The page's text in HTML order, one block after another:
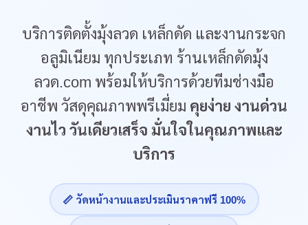
บริการติดตั้งมุ้งลวด เหล็กดัด และงานกระจก
อลูมิเนียม ทุกประเภท ร้านเหล็กดัดมุ้ง
ลวด.com พร้อมให้บริการด้วยทีมช่างมือ
อาชีพ วัสดุคุณภาพพรีเมี่ยม คุยง่าย งานด่วน
งานไว วันเดียวเสร็จ มั่นใจในคุณภาพและ
บริการ
📏 วัดหน้างานและประเมินราคาฟรี 100%